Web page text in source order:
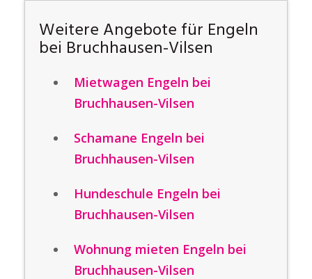
Weitere Angebote für Engeln
bei Bruchhausen-Vilsen
Mietwagen Engeln bei
Bruchhausen-Vilsen
Schamane Engeln bei
Bruchhausen-Vilsen
Hundeschule Engeln bei
Bruchhausen-Vilsen
Wohnung mieten Engeln bei
Bruchhausen-Vilsen